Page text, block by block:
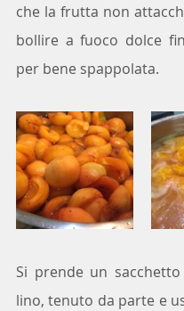
che la frutta non
bollire a fuoco dolce
per bene spappolata.
Si prende un
lino, tenuto da parte e